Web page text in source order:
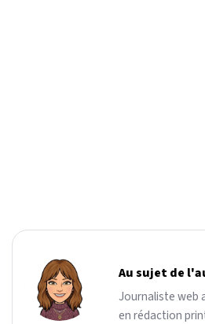
Au sujet de
Journaliste web
en rédaction